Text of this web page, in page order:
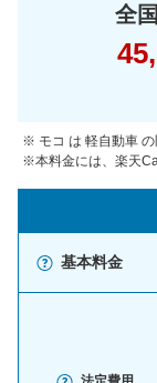
全
※ モコ は 軽自動車 の
※本料金には、楽天
基本料金